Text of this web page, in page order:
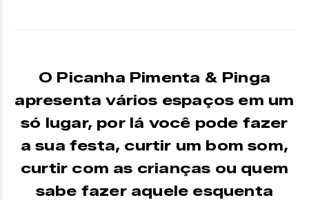
O Picanha Pimenta & Pinga
apresenta vários espaços em um
só lugar, por lá você pode fazer
a sua festa, curtir um bom som,
curtir com as crianças ou quem
sabe fazer aquele esquenta